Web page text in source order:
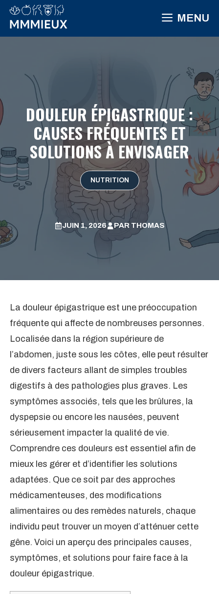
Aller
MENU
DOULEUR ÉPIGASTRIQUE :
CAUSES FRÉQUENTES ET
SOLUTIONS À ENVISAGER
NUTRITION
JUIN 1, 2026 PAR THOMAS
La douleur épigastrique est une préoccupation
fréquente qui affecte de nombreuses personnes.
Localisée dans la région supérieure de
l’abdomen, juste sous les côtes, elle peut résulter
de divers facteurs allant de simples troubles
digestifs à des pathologies plus graves. Les
symptômes associés, tels que les brûlures, la
dyspepsie ou encore les nausées, peuvent
sérieusement impacter la qualité de vie.
Comprendre ces douleurs est essentiel afin de
mieux les gérer et d’identifier les solutions
adaptées. Que ce soit par des approches
médicamenteuses, des modifications
alimentaires ou des remèdes naturels, chaque
individu peut trouver un moyen d’atténuer cette
gêne. Voici un aperçu des principales causes,
symptômes, et solutions pour faire face à la
douleur épigastrique.